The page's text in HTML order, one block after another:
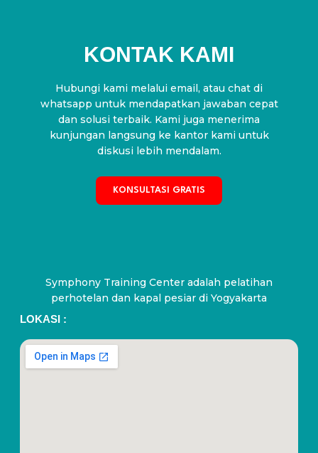
KONTAK KAMI
Hubungi kami melalui email, atau chat di
whatsapp untuk mendapatkan jawaban cepat
dan solusi terbaik. Kami juga menerima
kunjungan langsung ke kantor kami untuk
diskusi lebih mendalam.
KONSULTASI GRATIS
Symphony Training Center adalah pelatihan
perhotelan dan kapal pesiar di Yogyakarta
LOKASI :